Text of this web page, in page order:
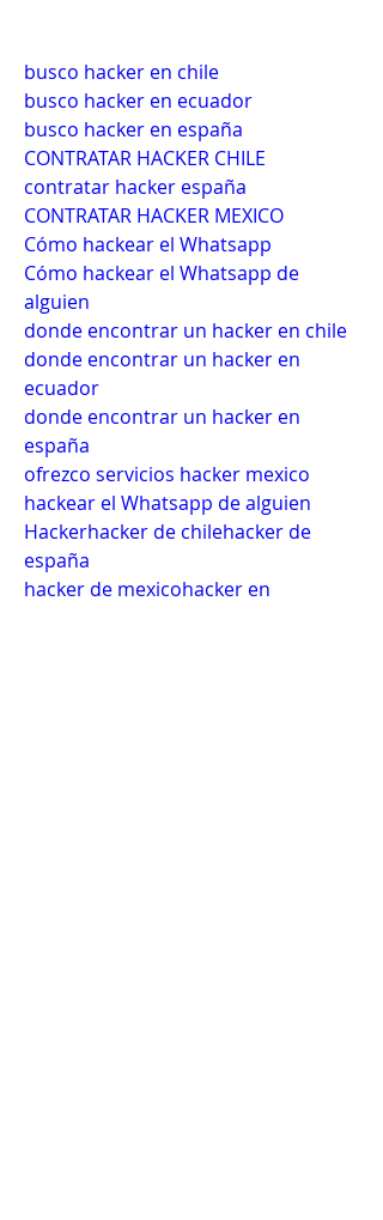
busco hacker en chile
busco hacker en ecuador
busco hacker en españa
CONTRATAR HACKER CHILE
contratar hacker españa
CONTRATAR HACKER MEXICO
Cómo hackear el Whatsapp
Cómo hackear el Whatsapp de
alguien
donde encontrar un hacker en chile
donde encontrar un hacker en
ecuador
donde encontrar un hacker en
españa
ofrezco servicios hacker mexico
hackear el Whatsapp de alguien
Hackerhacker de chilehacker de
españa
hacker de mexicohacker en